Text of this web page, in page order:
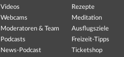
Videos
Webcams
Moderatoren & Team
Podcasts
News-Podcast
Rezepte
Meditation
Ausflugsziele
Freizeit-Tipps
Ticketshop